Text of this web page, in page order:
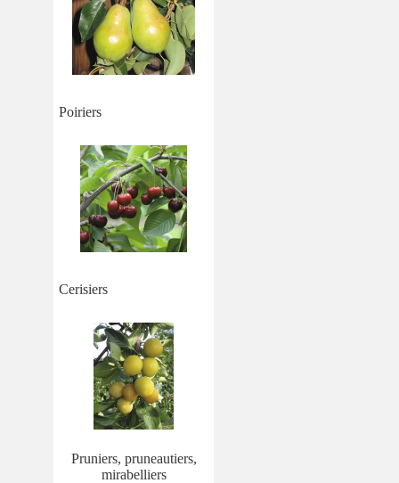
Poiriers
Cerisiers
Pruniers, pruneautiers,
mirabelliers